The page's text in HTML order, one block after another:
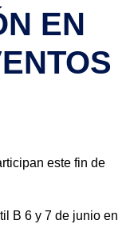
EN
este fin de
B 6 y 7 de junio en